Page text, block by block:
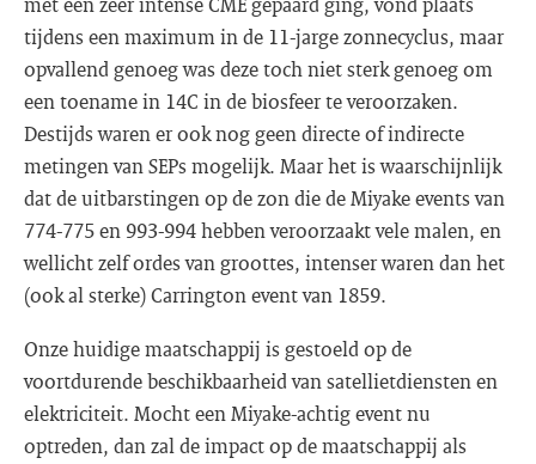
tijdens een maximum in de 11-jarge zonnecyclus, maar
opvallend genoeg was deze toch niet sterk genoeg om
een toename in 14C in de biosfeer te veroorzaken.
Destijds waren er ook nog geen directe of indirecte
metingen van SEPs mogelijk. Maar het is waarschijnlijk
dat de uitbarstingen op de zon die de Miyake events van
774-775 en 993-994 hebben veroorzaakt vele malen, en
wellicht zelf ordes van groottes, intenser waren dan het
(ook al sterke) Carrington event van 1859.
Onze huidige maatschappij is gestoeld op de
voortdurende beschikbaarheid van satellietdiensten en
elektriciteit. Mocht een Miyake-achtig event nu
optreden, dan zal de impact op de maatschappij als